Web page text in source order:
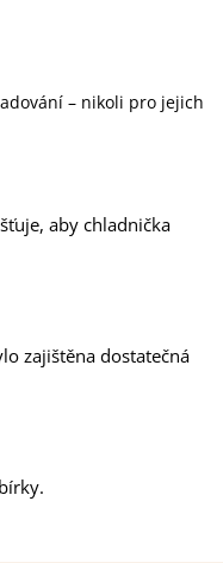
– nikoli pro jejich
aby chladnička
zajištěna dostatečná